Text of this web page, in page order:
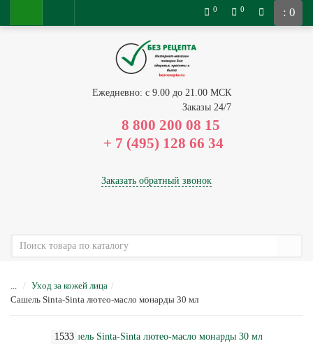
: 0
0 0
Ежедневно: с 9.00 до 21.00 МСК
Заказы 24/7
8 800 200 08 15
Заказать обратный звонок
...
Уход за кожей лица
Сашель Sinta-Sinta лютео-масло монарды 30 мл
1533